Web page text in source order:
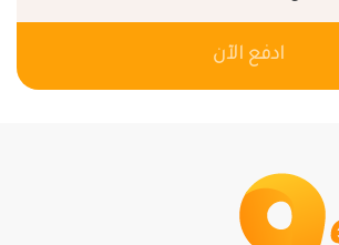
ادفع الآن